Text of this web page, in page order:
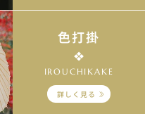
色打掛
IROUCHIKAKE
詳しく見る